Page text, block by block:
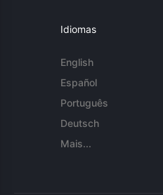
Idiomas
English
Español
Português
Deutsch
Mais...